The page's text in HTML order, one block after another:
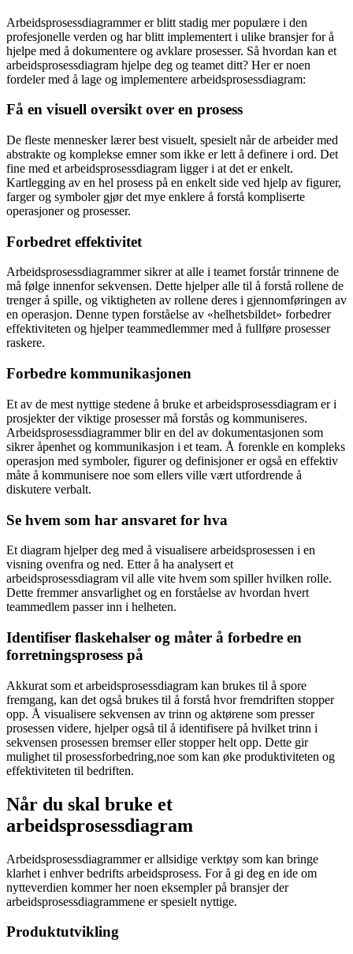
Arbeidsprosessdiagrammer er blitt stadig mer populære i den
profesjonelle verden og har blitt implementert i ulike bransjer for å
hjelpe med å dokumentere og avklare prosesser. Så hvordan kan et
arbeidsprosessdiagram hjelpe deg og teamet ditt? Her er noen
fordeler med å lage og implementere arbeidsprosessdiagram:
Få en visuell oversikt over en prosess
De fleste mennesker lærer best visuelt, spesielt når de arbeider med
abstrakte og komplekse emner som ikke er lett å definere i ord. Det
fine med et arbeidsprosessdiagram ligger i at det er enkelt.
Kartlegging av en hel prosess på en enkelt side ved hjelp av figurer,
farger og symboler gjør det mye enklere å forstå kompliserte
operasjoner og prosesser.
Forbedret effektivitet
Arbeidsprosessdiagrammer sikrer at alle i teamet forstår trinnene de
må følge innenfor sekvensen. Dette hjelper alle til å forstå rollene de
trenger å spille, og viktigheten av rollene deres i gjennomføringen av
en operasjon. Denne typen forståelse av «helhetsbildet» forbedrer
effektiviteten og hjelper teammedlemmer med å fullføre prosesser
raskere.
Forbedre kommunikasjonen
Et av de mest nyttige stedene å bruke et arbeidsprosessdiagram er i
prosjekter der viktige prosesser må forstås og kommuniseres.
Arbeidsprosessdiagrammer blir en del av dokumentasjonen som
sikrer åpenhet og kommunikasjon i et team. Å forenkle en kompleks
operasjon med symboler, figurer og definisjoner er også en effektiv
måte å kommunisere noe som ellers ville vært utfordrende å
diskutere verbalt.
Se hvem som har ansvaret for hva
Et diagram hjelper deg med å visualisere arbeidsprosessen i en
visning ovenfra og ned. Etter å ha analysert et
arbeidsprosessdiagram vil alle vite hvem som spiller hvilken rolle.
Dette fremmer ansvarlighet og en forståelse av hvordan hvert
teammedlem passer inn i helheten.
Identifiser flaskehalser og måter å forbedre en
forretningsprosess på
Akkurat som et arbeidsprosessdiagram kan brukes til å spore
fremgang, kan det også brukes til å forstå hvor fremdriften stopper
opp. Å visualisere sekvensen av trinn og aktørene som presser
prosessen videre, hjelper også til å identifisere på hvilket trinn i
sekvensen prosessen bremser eller stopper helt opp. Dette gir
mulighet til prosessforbedring,noe som kan øke produktiviteten og
effektiviteten til bedriften.
Når du skal bruke et
arbeidsprosessdiagram
Arbeidsprosessdiagrammer er allsidige verktøy som kan bringe
klarhet i enhver bedrifts arbeidsprosess. For å gi deg en ide om
nytteverdien kommer her noen eksempler på bransjer der
arbeidsprosessdiagrammene er spesielt nyttige.
Produktutvikling